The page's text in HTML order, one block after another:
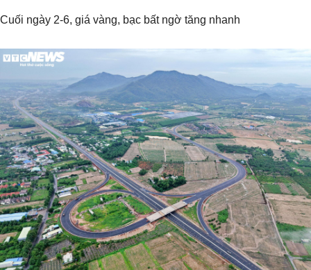
Cuối ngày 2-6, giá vàng, bạc bất ngờ tăng nhanh